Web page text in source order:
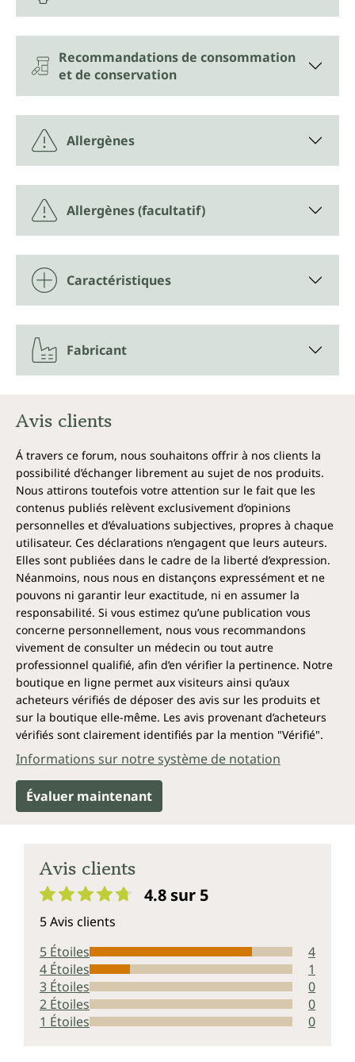
Recommandations de consommation
et de conservation
Allergènes
Allergènes (facultatif)
Caractéristiques
Fabricant
Avis clients
Á travers ce forum, nous souhaitons offrir à nos clients la
possibilité d’échanger librement au sujet de nos produits.
Nous attirons toutefois votre attention sur le fait que les
contenus publiés relèvent exclusivement d’opinions
personnelles et d’évaluations subjectives, propres à chaque
utilisateur. Ces déclarations n’engagent que leurs auteurs.
Elles sont publiées dans le cadre de la liberté d’expression.
Néanmoins, nous nous en distançons expressément et ne
pouvons ni garantir leur exactitude, ni en assumer la
responsabilité. Si vous estimez qu’une publication vous
concerne personnellement, nous vous recommandons
vivement de consulter un médecin ou tout autre
professionnel qualifié, afin d’en vérifier la pertinence. Notre
boutique en ligne permet aux visiteurs ainsi qu’aux
acheteurs vérifiés de déposer des avis sur les produits et
sur la boutique elle-même. Les avis provenant d’acheteurs
vérifiés sont clairement identifiés par la mention "Vérifié".
Informations sur notre système de notation
Évaluer maintenant
Avis clients
4.8 sur 5
5 Avis clients
5 Étoiles
4
4 Étoiles
1
3 Étoiles
0
2 Étoiles
0
1 Étoiles
0